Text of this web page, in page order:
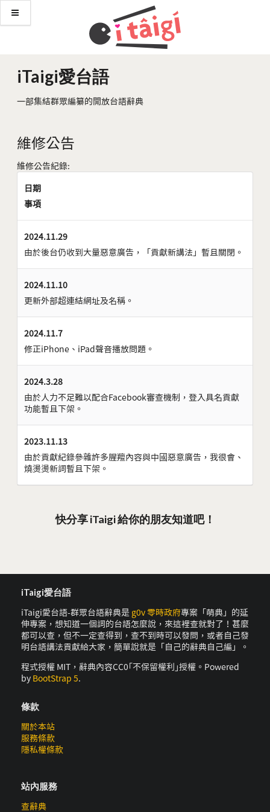
iTaigi愛台語
一部集結群眾編纂的開放台語辭典
維修公告
維修公告紀錄:
日期
事項
2024.11.29
由於後台仍收到大量惡意廣告，「貢獻新講法」暫且關閉。
2024.11.10
更新外部超連結網址及名稱。
2024.11.7
修正iPhone、iPad聲音播放問題。
2024.3.28
由於人力不足難以配合Facebook審查機制，登入具名貢獻
功能暫且下架。
2023.11.13
由於貢獻紀錄參雜許多腥羶內容與中國惡意廣告，我很會、
燒燙燙新詞暫且下架。
快分享 iTaigi 給你的朋友知道吧！
iTaigi愛台語
iTaigi愛台語-群眾台語辭典是 g0v 零時政府專案「萌典」的延
伸專案，想知道一個詞的台語怎麼說，來這裡查就對了！甚麼
都可以查，但不一定查得到，查不到時可以發問，或者自己發
明台語講法貢獻給大家，簡單說就是「自己的辭典自己編」。
程式授權 MIT，辭典內容CC0｢不保留權利｣授權。Powered
by BootStrap 5.
條款
關於本站
服務條款
隱私權條款
站內服務
查辭典